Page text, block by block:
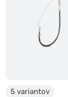
5 variantov